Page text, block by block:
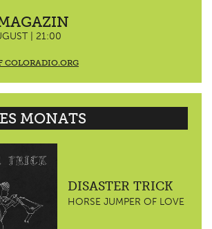
| 21:00
COLORADIO.ORG
MONATS
DISASTER TRICK
HORSE JUMPER OF LOVE